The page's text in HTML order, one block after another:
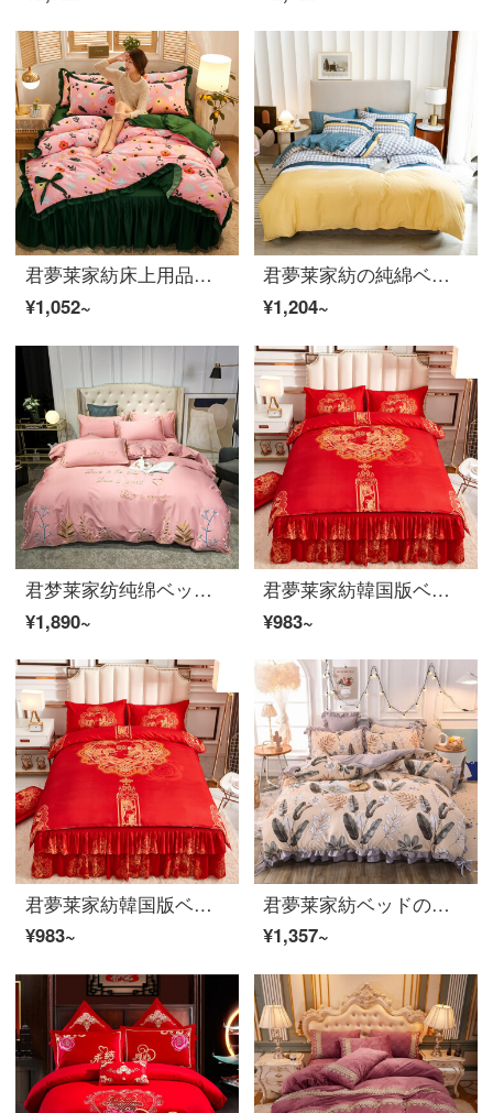
君夢莱家紡床上用品ベッドスカート四点セット韓国版厚い毛磨き結婚祝いのベッドセットピンク思い出1.5メートルベッドスカート四点セット布団セット200*230
¥1,052~
君夢莱家紡の純綿ベッドの上に4つのセットの全綿の新型の2人布団カバーシーツシーツシーツシーツシーツシーツシーツシーツシーツシーツシーツシーツシーツシーツシーツシーツシーツシーツシーツシーツシーツシーツセット科瑞亜克1.5メートルベッドと1.8メートルベッドは布団カバー200*230 cmが適用されます。
¥1,204~
君梦莱家纺纯绵ベッド用品四点セットの全绵ベッド笠の厚い斜纹刺繍のシーツカバー森-小豆1.5-1.8メートルベッドの布団カバーの200*230 cm
¥1,890~
君夢莱家紡韓国版ベッドスカート4点セットの磨き姫レースベッドカバー結婚祝い布団セット1.5 m 1.8 m布団セット100年の間に1.5 mベッドスカート4点セットの布団カバー200*230
¥983~
君夢莱家紡韓国版ベッドスカート4点セットの磨き姫レースベッドカバー結婚祝い布団セット1.5 m 1.8 m布団セット100年の間に1.5 mベッドスカート4点セットの布団カバー200*230
¥983~
君夢莱家紡ベッドの上に4つのセットのすり毛の韓国版ベッドのスカートのベッドカバーの結婚祝い用品のシーツの布団カバー1.5 m 1.8メートルベッドのセットの美しさは2.0メートルベッドのスカートの4つのセットの布団カバーの200*230に出会います。
¥1,357~